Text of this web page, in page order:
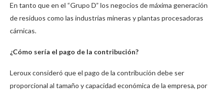
En tanto que en el “Grupo D” los negocios de máxima generación
de residuos como las industrias mineras y plantas procesadoras
cárnicas.
¿Cómo sería el pago de la contribución?
Leroux consideró que el pago de la contribución debe ser
proporcional al tamaño y capacidad económica de la empresa, por